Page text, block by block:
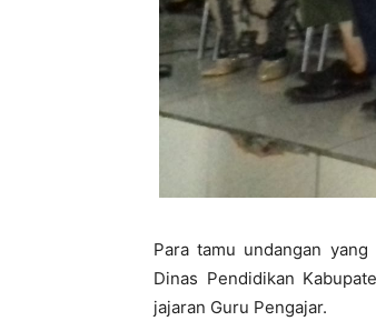
Para tamu undangan
Dinas Pendidikan
jajaran Guru Pengajar.